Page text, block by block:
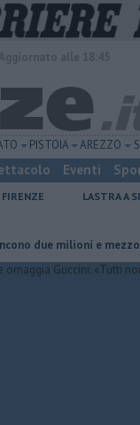
PISTOIA AREZZO
Eventi
FIRENZE LASTRA A
milioni e mezzo di euro